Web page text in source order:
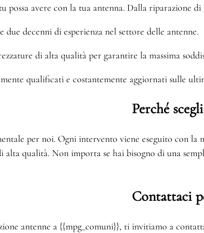
possa avere con la tua antenna. Dalla riparazione
due decenni di esperienza nel settore delle antenne.
di alta qualità per garantire la massima
qualificati e costantemente aggiornati sulle
Perché
per noi. Ogni intervento viene eseguito con la
qualità. Non importa se hai bisogno di una
Contattaci
antenne a {{mpg_comuni}}, ti invitiamo a